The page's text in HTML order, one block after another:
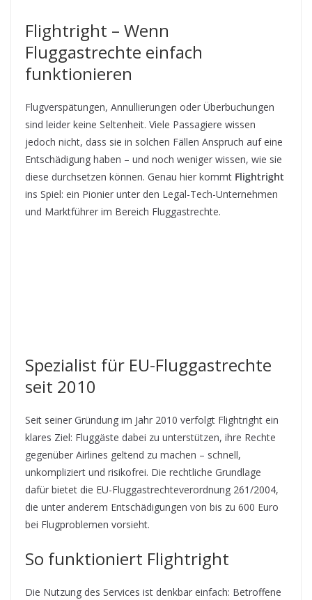
Flightright – Wenn
Fluggastrechte einfach
funktionieren
Flugverspätungen, Annullierungen oder Überbuchungen
sind leider keine Seltenheit. Viele Passagiere wissen
jedoch nicht, dass sie in solchen Fällen Anspruch auf eine
Entschädigung haben – und noch weniger wissen, wie sie
diese durchsetzen können. Genau hier kommt Flightright
ins Spiel: ein Pionier unter den Legal-Tech-Unternehmen
und Marktführer im Bereich Fluggastrechte.
Spezialist für EU-Fluggastrechte
seit 2010
Seit seiner Gründung im Jahr 2010 verfolgt Flightright ein
klares Ziel: Fluggäste dabei zu unterstützen, ihre Rechte
gegenüber Airlines geltend zu machen – schnell,
unkompliziert und risikofrei. Die rechtliche Grundlage
dafür bietet die EU-Fluggastrechteverordnung 261/2004,
die unter anderem Entschädigungen von bis zu 600 Euro
bei Flugproblemen vorsieht.
So funktioniert Flightright
Die Nutzung des Services ist denkbar einfach: Betroffene